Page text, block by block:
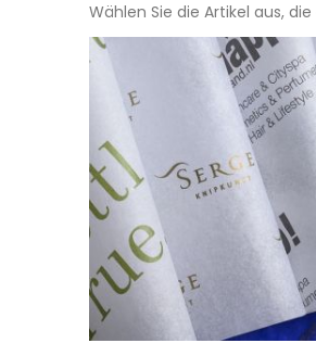
Wählen Sie die Artikel aus,